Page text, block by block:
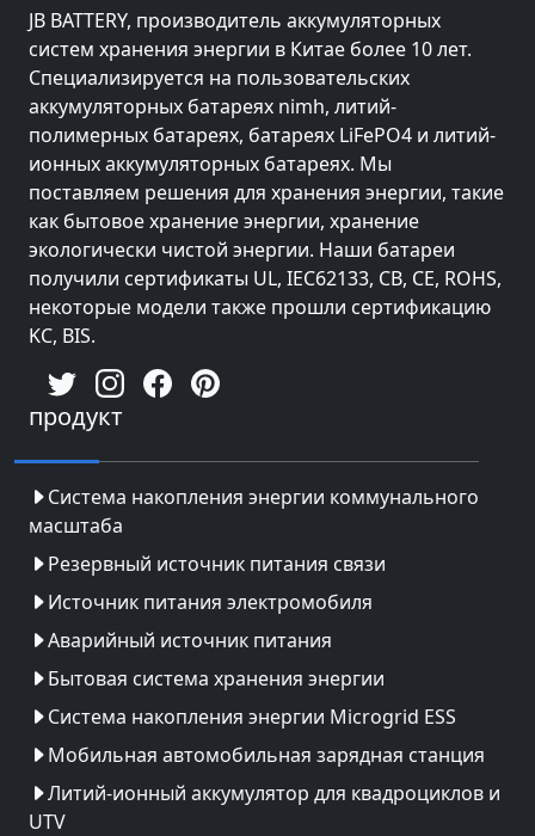
JB BATTERY, производитель аккумуляторных
систем хранения энергии в Китае более 10 лет.
Специализируется на пользовательских
аккумуляторных батареях nimh, литий-
полимерных батареях, батареях LiFePO4 и литий-
ионных аккумуляторных батареях. Мы
поставляем решения для хранения энергии, такие
как бытовое хранение энергии, хранение
экологически чистой энергии. Наши батареи
получили сертификаты UL, IEC62133, CB, CE, ROHS,
некоторые модели также прошли сертификацию
KC, BIS.
продукт
Система накопления энергии коммунального
масштаба
Резервный источник питания связи
Источник питания электромобиля
Аварийный источник питания
Бытовая система хранения энергии
Система накопления энергии Microgrid ESS
Мобильная автомобильная зарядная станция
Литий-ионный аккумулятор для квадроциклов и
UTV